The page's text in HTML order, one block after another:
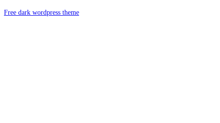
Free dark wordpress theme